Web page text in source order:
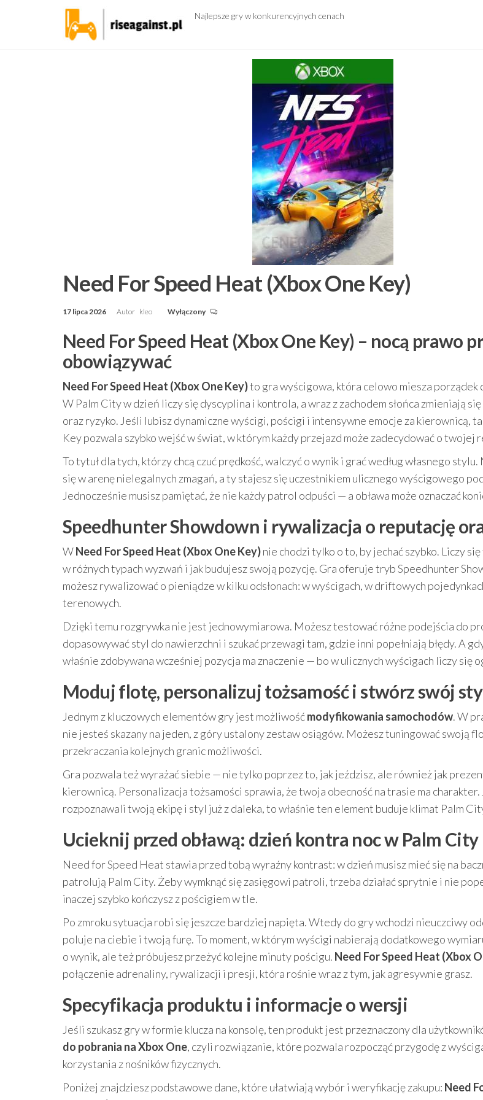
Najlepsze gry w konkurencyjnych cenach
Need For Speed Heat (Xbox One Key)
17 lipca 2026 Autor kleo Wyłączony
Need For Speed Heat (Xbox One Key) – nocą prawo
obowiązywać
Need For Speed Heat (Xbox One Key)to gra wyścigowa, która celowo miesza porządek
W Palm City w dzień liczy się dyscyplina i kontrola, a wraz z zachodem słońca zmieniają
oraz ryzyko. Jeśli lubisz dynamiczne wyścigi, pościgi i intensywne emocje za kierownicą,
Key pozwala szybko wejść w świat, w którym każdy przejazd może zadecydować o twojej
To tytuł dla tych, którzy chcą czuć prędkość, walczyć o wynik i grać według własnego
się w arenę nielegalnych zmagań, a ty stajesz się uczestnikiem ulicznego wyścigowego
Jednocześnie musisz pamiętać, że nie każdy patrol odpuści — a obława może oznaczać
Speedhunter Showdown i rywalizacja o reputację
WNeed For Speed Heat (Xbox One Key)nie chodzi tylko o to, by jechać szybko. Liczy
w różnych typach wyzwań i jak budujesz swoją pozycję. Gra oferuje tryb Speedhunter
możesz rywalizować o pieniądze w kilku odsłonach: w wyścigach, w driftowych
terenowych.
Dzięki temu rozgrywka nie jest jednowymiarowa. Możesz testować różne podejścia do
dopasowywać styl do nawierzchni i szukać przewagi tam, gdzie inni popełniają błędy. A
właśnie zdobywana wcześniej pozycja ma znaczenie — bo w ulicznych wyścigach liczy się
Moduj flotę, personalizuj tożsamość i stwórz swój
Jednym z kluczowych elementów gry jest możliwośćmodyfikowania samochodów. W
nie jesteś skazany na jeden, z góry ustalony zestaw osiągów. Możesz tuningować swoją
przekraczania kolejnych granic możliwości.
Gra pozwala też wyrażać siebie — nie tylko poprzez to, jak jeździsz, ale również jak
kierownicą. Personalizacja tożsamości sprawia, że twoja obecność na trasie ma charakter.
rozpoznawali twoją ekipę i styl już z daleka, to właśnie ten element buduje klimat Palm
Ucieknij przed obławą: dzień kontra noc w Palm City
Need for Speed Heat stawia przed tobą wyraźny kontrast: w dzień musisz mieć się na
patrolują Palm City. Żeby wymknąć się zasięgowi patroli, trzeba działać sprytnie i nie
inaczej szybko kończysz z pościgiem w tle.
Po zmroku sytuacja robi się jeszcze bardziej napięta. Wtedy do gry wchodzi nieuczciwy
poluje na ciebie i twoją furę. To moment, w którym wyścigi nabierają dodatkowego
o wynik, ale też próbujesz przeżyć kolejne minuty pościgu. Need For Speed Heat (Xbox
połączenie adrenaliny, rywalizacji i presji, która rośnie wraz z tym, jak agresywnie grasz.
Specyfikacja produktu i informacje o wersji
Jeśli szukasz gry w formie klucza na konsolę, ten produkt jest przeznaczony dla
do pobrania na Xbox One, czyli rozwiązanie, które pozwala rozpocząć przygodę z
korzystania z nośników fizycznych.
Poniżej znajdziesz podstawowe dane, które ułatwiają wybór i weryfikację zakupu: Need